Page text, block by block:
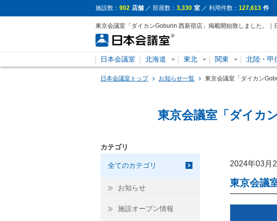
施設数： 902 店舗 ／ 部屋数： 3,330 室 ／ 利用件数： 127,613 件
東京会議室「ダイカンGoburin 西新宿店」掲載開始致しました。｜
日本会議室 北海道 東北 関東 北陸・甲
日本会議室トップ お知らせ一覧 東京会議室「ダイカン
東京会議室「ダイカ
カテゴリ
全てのカテゴリ
お知らせ
施設オープン情報
2024年03月
東京会議